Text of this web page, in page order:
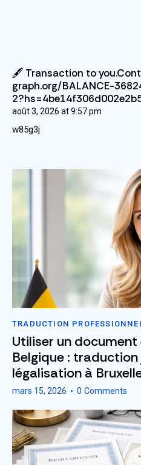
🖋 Transaction to
graph.org/BALANCE-
août 3, 2026 at9:57 pm
w85g3j
TRADUCTION
Utiliser un
Belgique :
légalisation à
mars 15, 2026 0 Comments